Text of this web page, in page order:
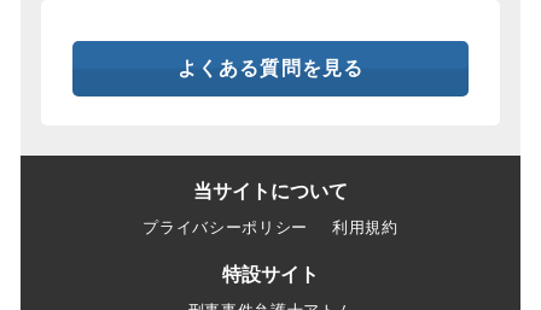
よくある質問を見る
当サイトについて
プライバシーポリシー 利用規約
特設サイト